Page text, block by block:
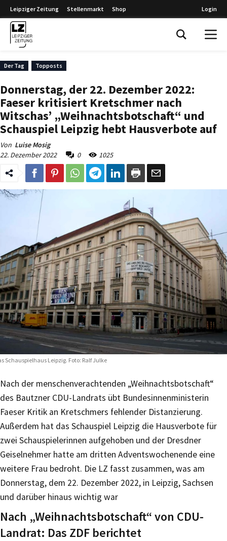
Leipziger Zeitung Stellenmarkt Shop Login
Der Tag Topposts
Donnerstag, der 22. Dezember 2022:
Faeser kritisiert Kretschmer nach
Witschas’ „Weihnachtsbotschaft“ und
Schauspiel Leipzig hebt Hausverbote auf
Von Luise Mosig
22. Dezember 2022
0 1025
Schauspielhaus Leipzig. Foto: Ralf Julke
Nach der menschenverachtenden „Weihnachtsbotschaft“
des Bautzner CDU-Landrats übt Bundesinnenministerin
Faeser Kritik an Kretschmers fehlender Distanzierung.
Außerdem hat das Schauspiel Leipzig die Hausverbote für
zwei Schauspielerinnen aufgehoben und der Dresdner
Geiselnehmer hatte am dritten Adventswochenende eine
weitere Frau bedroht. Die LZ fasst zusammen, was am
Donnerstag, dem 22. Dezember 2022, in Leipzig, Sachsen
und darüber hinaus wichtig war
Nach „Weihnachtsbotschaft“ von CDU-
Landrat: Das ZDF berichtet